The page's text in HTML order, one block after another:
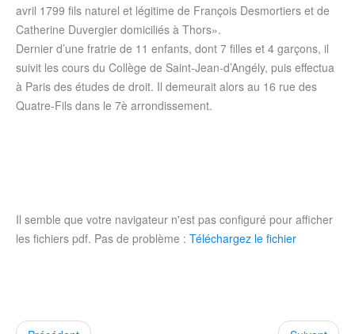
avril 1799 fils naturel et légitime de François Desmortiers et de
Catherine Duvergier domiciliés à Thors».
Dernier d’une fratrie de 11 enfants, dont 7 filles et 4 garçons, il
suivit les cours du Collège de Saint-Jean-d’Angély, puis effectua
à Paris des études de droit. Il demeurait alors au 16 rue des
Quatre-Fils dans le 7è arrondissement.
Il semble que votre navigateur n'est pas configuré pour afficher
les fichiers pdf. Pas de problème : Téléchargez le fichier